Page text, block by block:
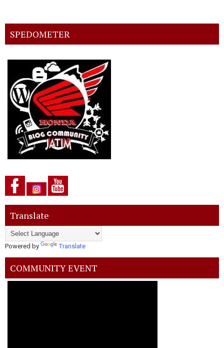
SPEDOMETER
Translate
Powered by Translate
COMMUNITY EVENT